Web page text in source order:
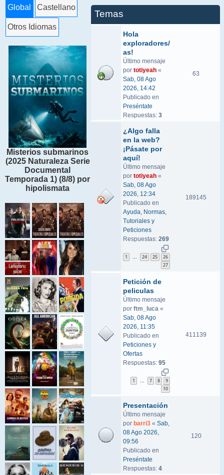
Global Castellano
Otros Idiomas
Misterios submarinos
(2025 Naturaleza Serie
Documental
Temporada 1) (8/8) por
hipolismata
Temas
Hola
exploradores/
as!
Último mensaje
por totiyeah «
Sab, 08 Ago
2026, 14:42
Publicado en
Preséntate
Respuestas: 3
63
¿Algo falla
en la web?
¡Pásate por
aquí!
Último mensaje
por totiyeah «
Sab, 08 Ago
2026, 12:34
Publicado en
Ayuda, Normas,
Tutoriales y
Peticiones
Respuestas: 269
1 24 25
26
27
189145
Petición de
peliculas
Último mensaje
por ftm_luca «
Sab, 08 Ago
2026, 11:35
Publicado en
Peticiones y
Ofertas
Respuestas: 95
1 7 8
9
10
411139
Presentación
Último mensaje
por barri3 « Sab,
08 Ago 2026,
09:56
Publicado en
Preséntate
Respuestas: 4
120